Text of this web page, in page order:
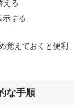
える
示する
覚えておくと便利
な手順